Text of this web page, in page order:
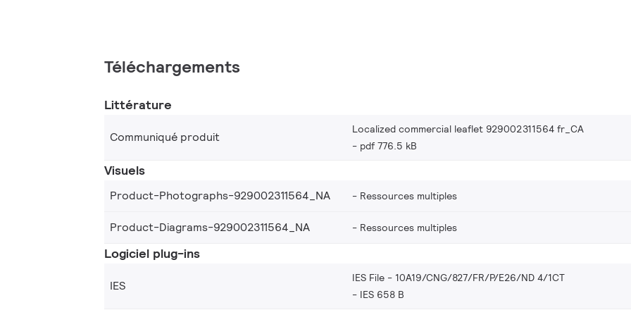
Téléchargements
Littérature
Communiqué produit
Localized commercial leaflet 929002311564 fr_CA
pdf 776.5 kB
Visuels
Product-Photographs-929002311564_NA Ressources multiples
Product-Diagrams-929002311564_NA Ressources multiples
Logiciel plug-ins
IES
IES File - 10A19/CNG/827/FR/P/E26/ND 4/1CT
IES 658 B